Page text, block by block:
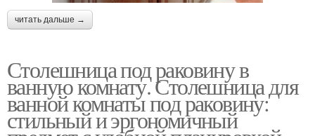
читать дальше →
Столешница под раковину в
ванную комнату. Столешница для
ванной комнаты под раковину:
стильный и эргономичный